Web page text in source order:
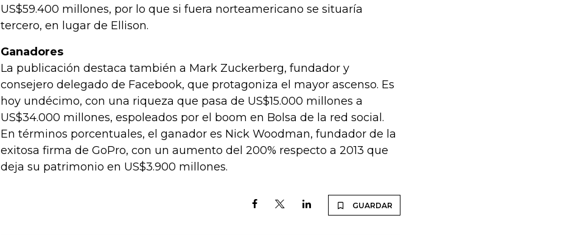
US$59.400 millones, por lo que si fuera norteamericano se situaría
tercero, en lugar de Ellison.
Ganadores
La publicación destaca también a Mark Zuckerberg, fundador y
consejero delegado de Facebook, que protagoniza el mayor ascenso. Es
hoy undécimo, con una riqueza que pasa de US$15.000 millones a
US$34.000 millones, espoleados por el boom en Bolsa de la red social.
En términos porcentuales, el ganador es Nick Woodman, fundador de la
exitosa firma de GoPro, con un aumento del 200% respecto a 2013 que
deja su patrimonio en US$3.900 millones.
GUARDAR